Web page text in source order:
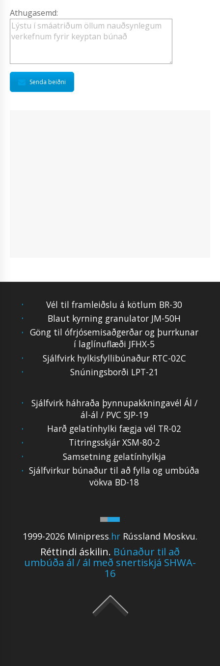
Athugasemd:
Senda beiðni
Vél til framleiðslu á kötlum BR-30
Blaut kyrning granulator JM-50H
Göng til ófrjósemisaðgerðar og þurrkunar
í laglínuflæði JFHX-5
Sjálfvirk hylkisfyllibúnaður RTC-02C
Snúningsborði LPT-21
1999-2026 Minipress.hr Rússland Moskvu.
Réttindi áskilin. Búnaður til að
umbúða ál / ál með snertiskjá SHWA-
16
Sjálfvirk háhraða þynnupakkningavél Ál /
ál-ál / PVC SJP-19
Harð gelatínhylki fægja vél TR-02
Titringsskjár XSM-80-2
Samsetning gelatínhylkja
Sjálfvirkur búnaður til að fylla og umbúða
vökva BD-18